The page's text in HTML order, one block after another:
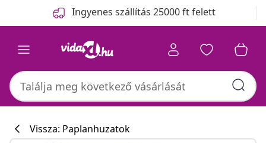
Ingyenes szállítás 25000 ft felett
Vissza: Paplanhuzatok